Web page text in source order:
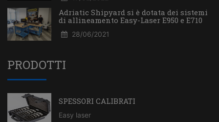
Adriatic Shipyard si è dotata dei sistemi
di allineamento Easy-Laser E950 e E710
28/06/2021
PRODOTTI
SPESSORI CALIBRATI
Easy laser